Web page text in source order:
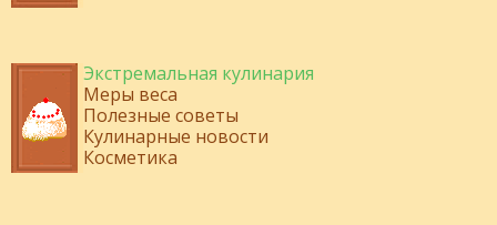
Экстремальная кулинария
Меры веса
Полезные советы
Кулинарные новости
Косметика